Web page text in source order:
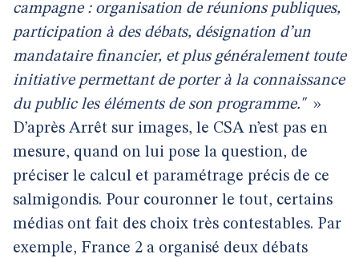
campagne : organisation de réunions publiques,
participation à des débats, désignation d’un
mandataire financier, et plus généralement toute
initiative permettant de porter à la connaissance
du public les éléments de son programme." »
D’après Arrêt sur images, le CSA n’est pas en
mesure, quand on lui pose la question, de
préciser le calcul et paramétrage précis de ce
salmigondis. Pour couronner le tout, certains
médias ont fait des choix très contestables. Par
exemple, France 2 a organisé deux débats